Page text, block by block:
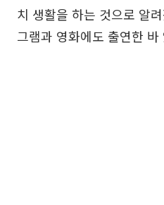
치 생활을 하는 것으로 알
그램과 영화에도 출연한 바